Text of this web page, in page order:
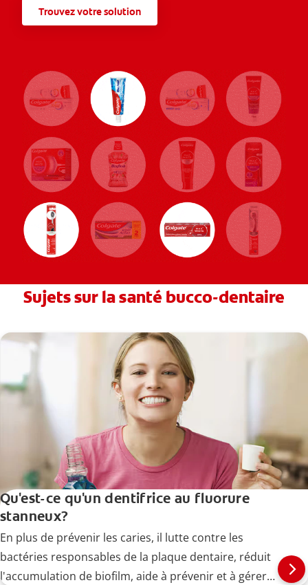
Trouvez votre solution
Sujets sur la santé bucco-dentaire
Qu'est-ce qu'un dentifrice au fluorure
stanneux?
En plus de prévenir les caries, il lutte contre les
bactéries responsables de la plaque dentaire, réduit
l'accumulation de biofilm, aide à prévenir et à gérer